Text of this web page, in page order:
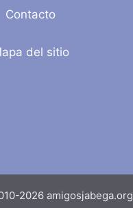
Contacto
del sitio
2026 amigosjabega.org